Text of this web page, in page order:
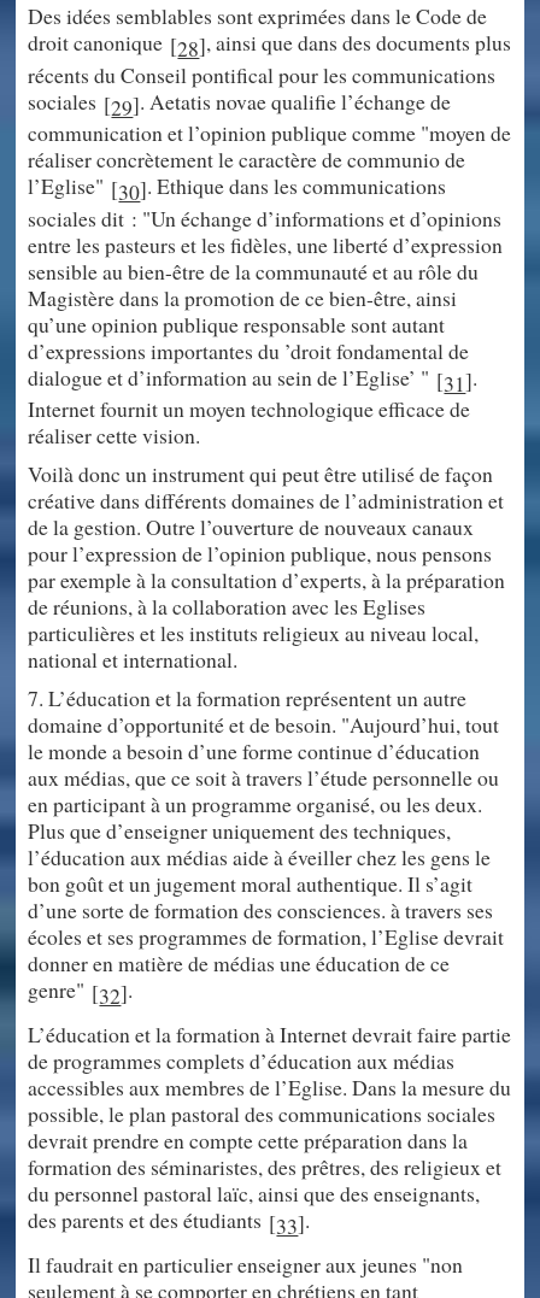
Des idées semblables sont exprimées dans le Code de
droit canonique [28], ainsi que dans des documents plus
récents du Conseil pontifical pour les communications
sociales [29]. Aetatis novae qualifie l’échange de
communication et l’opinion publique comme "moyen de
réaliser concrètement le caractère de communio de
l’Eglise" [30]. Ethique dans les communications
sociales dit : "Un échange d’informations et d’opinions
entre les pasteurs et les fidèles, une liberté d’expression
sensible au bien-être de la communauté et au rôle du
Magistère dans la promotion de ce bien-être, ainsi
qu’une opinion publique responsable sont autant
d’expressions importantes du ’droit fondamental de
dialogue et d’information au sein de l’Eglise’ " [31].
Internet fournit un moyen technologique efficace de
réaliser cette vision.
Voilà donc un instrument qui peut être utilisé de façon
créative dans différents domaines de l’administration et
de la gestion. Outre l’ouverture de nouveaux canaux
pour l’expression de l’opinion publique, nous pensons
par exemple à la consultation d’experts, à la préparation
de réunions, à la collaboration avec les Eglises
particulières et les instituts religieux au niveau local,
national et international.
7. L’éducation et la formation représentent un autre
domaine d’opportunité et de besoin. "Aujourd’hui, tout
le monde a besoin d’une forme continue d’éducation
aux médias, que ce soit à travers l’étude personnelle ou
en participant à un programme organisé, ou les deux.
Plus que d’enseigner uniquement des techniques,
l’éducation aux médias aide à éveiller chez les gens le
bon goût et un jugement moral authentique. Il s’agit
d’une sorte de formation des consciences. à travers ses
écoles et ses programmes de formation, l’Eglise devrait
donner en matière de médias une éducation de ce
genre" [32].
L’éducation et la formation à Internet devrait faire partie
de programmes complets d’éducation aux médias
accessibles aux membres de l’Eglise. Dans la mesure du
possible, le plan pastoral des communications sociales
devrait prendre en compte cette préparation dans la
formation des séminaristes, des prêtres, des religieux et
du personnel pastoral laïc, ainsi que des enseignants,
des parents et des étudiants [33].
Il faudrait en particulier enseigner aux jeunes "non
seulement à se comporter en chrétiens en tant